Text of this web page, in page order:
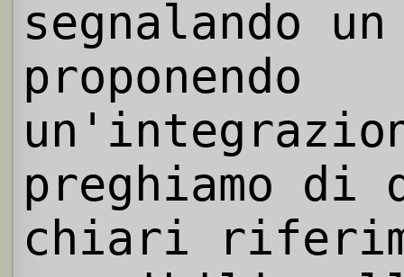
segnalando
proponendo
preghiamo
chiari